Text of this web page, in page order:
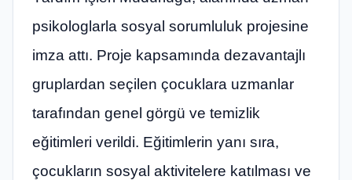
psikologlarla sosyal sorumluluk projesine
imza attı. Proje kapsamında dezavantajlı
gruplardan seçilen çocuklara uzmanlar
tarafından genel görgü ve temizlik
eğitimleri verildi. Eğitimlerin yanı sıra,
çocukların sosyal aktivitelere katılması ve